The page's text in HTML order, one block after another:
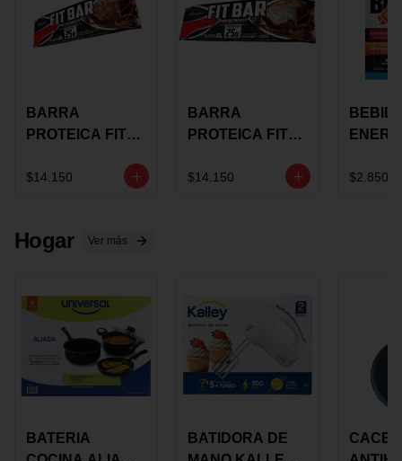
BARRA
PROTEICA FIT
CHOCOLATE X
$14.150
BARRA
PROTEICA FIT
GRS
$14.150
STACK 6G
$2.850
Hogar Ver más
BATERIA
BATIDORA DE